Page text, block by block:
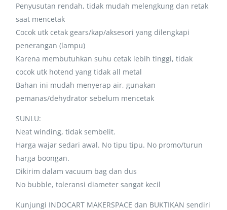
Penyusutan rendah, tidak mudah melengkung dan retak
saat mencetak
Cocok utk cetak gears/kap/aksesori yang dilengkapi
penerangan (lampu)
Karena membutuhkan suhu cetak lebih tinggi, tidak
cocok utk hotend yang tidak all metal
Bahan ini mudah menyerap air, gunakan
pemanas/dehydrator sebelum mencetak
SUNLU:
Neat winding, tidak sembelit.
Harga wajar sedari awal. No tipu tipu. No promo/turun
harga boongan.
Dikirim dalam vacuum bag dan dus
No bubble, toleransi diameter sangat kecil
Kunjungi INDOCART MAKERSPACE dan BUKTIKAN sendiri